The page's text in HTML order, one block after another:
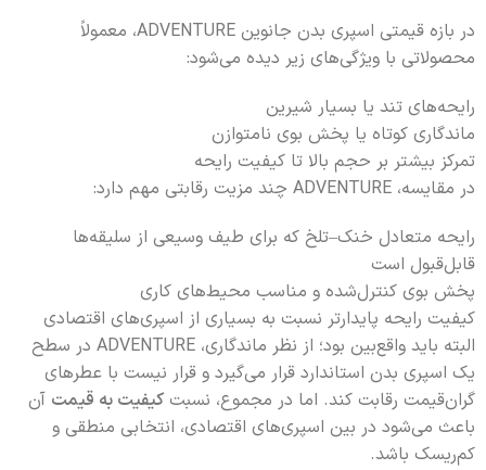
در بازه قیمتی اسپری بدن جانوین ADVENTURE، معمولاً
محصولاتی با ویژگی‌های زیر دیده می‌شود:
رایحه‌های تند یا بسیار شیرین
ماندگاری کوتاه یا پخش بوی نامتوازن
تمرکز بیشتر بر حجم بالا تا کیفیت رایحه
در مقایسه، ADVENTURE چند مزیت رقابتی مهم دارد:
رایحه متعادل خنک–تلخ که برای طیف وسیعی از سلیقه‌ها
قابل‌قبول است
پخش بوی کنترل‌شده و مناسب محیط‌های کاری
کیفیت رایحه پایدارتر نسبت به بسیاری از اسپری‌های اقتصادی
البته باید واقع‌بین بود؛ از نظر ماندگاری، ADVENTURE در سطح
یک اسپری بدن استاندارد قرار می‌گیرد و قرار نیست با عطرهای
گران‌قیمت رقابت کند. اما در مجموع، نسبتکیفیت به قیمت آن
باعث می‌شود در بین اسپری‌های اقتصادی، انتخابی منطقی و
کم‌ریسک باشد.